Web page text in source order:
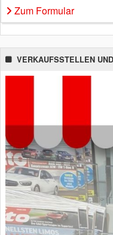
Zum Formular
VERKAUFSSTELLEN